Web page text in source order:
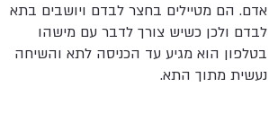
אדם. הם מטיילים בחצר לבדם ויושבים בתא
לבדם ולכן כשיש צורך לדבר עם מישהו
בטלפון הוא מגיע עד הכניסה לתא והשיחה
נעשית מתוך התא.